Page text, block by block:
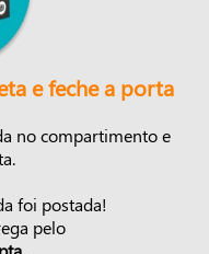
e feche a porta
no compartimento e
foi postada!
pelo